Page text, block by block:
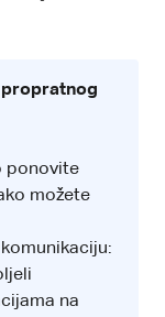
propratnog
ponovite
možete
na